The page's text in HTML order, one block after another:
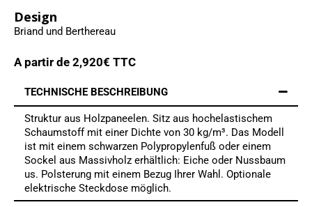
Design
Briand und Berthereau
A partir de 2,920€ TTC
TECHNISCHE BESCHREIBUNG
Struktur aus Holzpaneelen. Sitz aus hochelastischem
Schaumstoff mit einer Dichte von 30 kg/m³. Das Modell
ist mit einem schwarzen Polypropylenfuß oder einem
Sockel aus Massivholz erhältlich: Eiche oder Nussbaum
us. Polsterung mit einem Bezug Ihrer Wahl. Optionale
elektrische Steckdose möglich.